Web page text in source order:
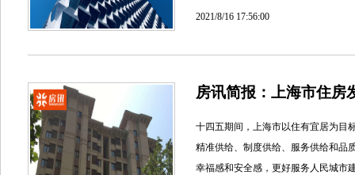
2021/8/16 17:56:00
房讯简报：上海市住房
十四五期间，上海市以住有宜居为目
精准供给、制度供给、服务供给和品
幸福感和安全感，更好服务人民城市